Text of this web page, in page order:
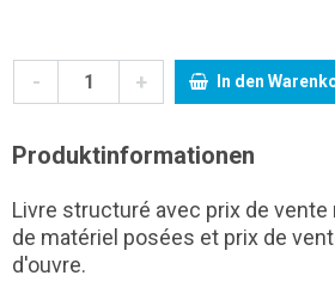
- + In den
Produktinformationen
Livre structuré avec prix de
de matériel posées et prix de
d'ouvre.